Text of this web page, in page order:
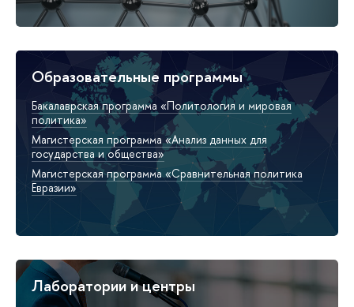
Образовательные программы
Бакалаврская программа «Политология и мировая
политика»
Магистерская программа «Анализ данных для
государства и общества»
Магистерская программа «Сравнительная политика
Евразии»
Лаборатории и центры